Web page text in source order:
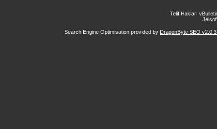
Telif Hakları
Search Engine Optimisation provided by DragonByte SEO